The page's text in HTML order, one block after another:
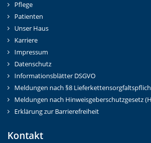
Pflege
Patienten
Unser Haus
Karriere
Impressum
Datenschutz
Informationsblätter DSGVO
Meldungen nach §8
Meldungen nach Hinweisgeberschutzgesetz
Erklärung zur Barrierefreiheit
Kontakt